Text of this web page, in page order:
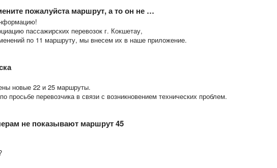
пожалуйста маршрут, а то он не …
пассажирских перевозок г. Кокшетау,
по 11 маршруту, мы внесем их в наше приложение.
новые 22 и 25 маршруты.
просьбе перевозчика в связи с возникновением технических проблем.
не показывают маршрут 45